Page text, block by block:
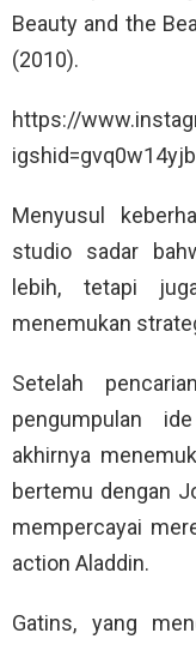
Beauty and the
(2010).
https://
Menyusul
studio sadar
lebih, tetapi
menemukan
Setelah
pengumpulan
akhirnya
bertemu dengan
mempercayai
action Aladdin.
Gatins, yang